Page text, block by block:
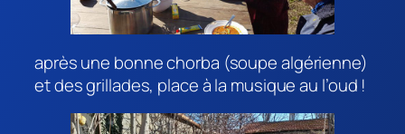
après une bonne chorba (soupe algérienne)
et des grillades, place à la musique au l’oud !